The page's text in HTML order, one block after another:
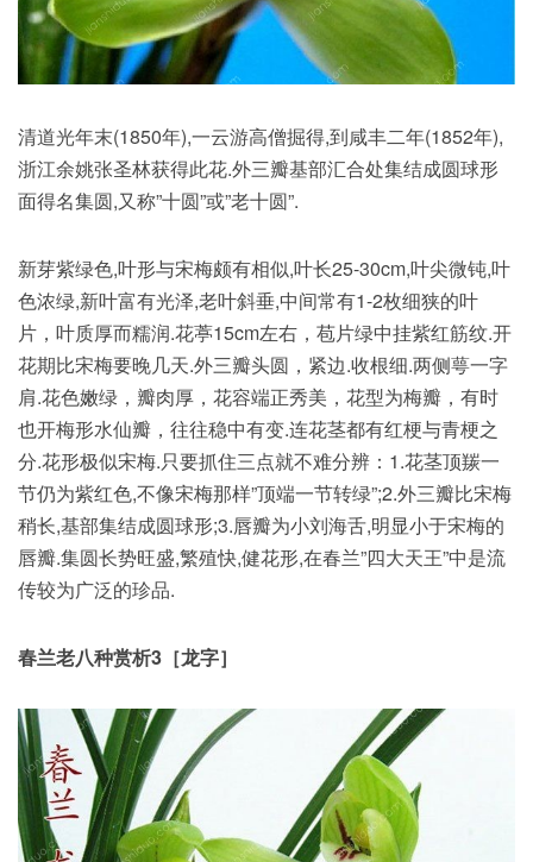
清道光年末(1850年),一云游高僧掘得,到咸丰二年(1852年),
浙江余姚张圣林获得此花.外三瓣基部汇合处集结成圆球形
面得名集圆,又称”十圆”或”老十圆”.
新芽紫绿色,叶形与宋梅颇有相似,叶长25-30cm,叶尖微钝,叶
色浓绿,新叶富有光泽,老叶斜垂,中间常有1-2枚细狭的叶
片，叶质厚而糯润.花葶15cm左右，苞片绿中挂紫红筋纹.开
花期比宋梅要晚几天.外三瓣头圆，紧边.收根细.两侧萼一字
肩.花色嫩绿，瓣肉厚，花容端正秀美，花型为梅瓣，有时
也开梅形水仙瓣，往往稳中有变.连花茎都有红梗与青梗之
分.花形极似宋梅.只要抓住三点就不难分辨：1.花茎顶羰一
节仍为紫红色,不像宋梅那样”顶端一节转绿”;2.外三瓣比宋梅
稍长,基部集结成圆球形;3.唇瓣为小刘海舌,明显小于宋梅的
唇瓣.集圆长势旺盛,繁殖快,健花形,在春兰”四大天王”中是流
传较为广泛的珍品.
春兰老八种赏析3［龙字］